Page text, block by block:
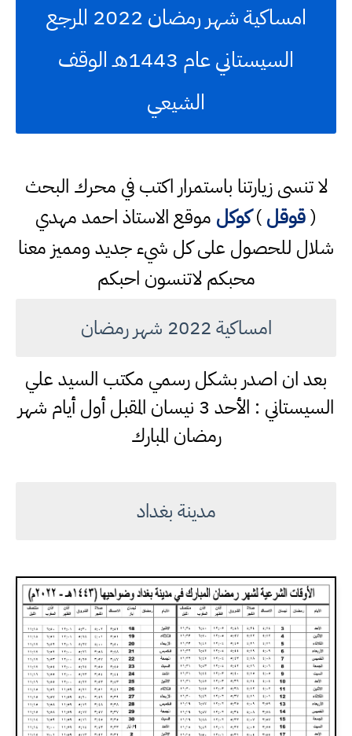
امساكية شهر رمضان 2022 المرجع
السيستاني عام 1443هـ الوقف
الشيعي
لا تنسى زيارتنا باستمرار اكتب في محرك البحث
(قوقل)كوكل موقع الاستاذ احمد مهدي
شلال للحصول على كل شيء جديد ومميز معنا
محبكم لاتنسون احبكم
امساكية 2022 شهر رمضان
بعد ان اصدر بشكل رسمي مكتب السيد علي
السيستاني : الأحد 3 نيسان المقبل أول أيام شهر
رمضان المبارك
مدينة بغداد